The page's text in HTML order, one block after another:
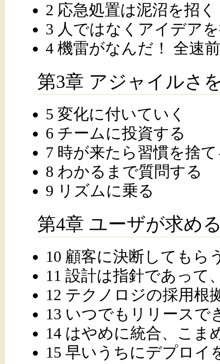
2 応急処置は泥沼を招く
3 人ではなくアイデア
4 機雷がなんだ！ 全速
第3章 アジャイルさ
5 変化に付いていく
6 チームに投資する
7 時が来たら習慣を捨
8 わかるまで質問する
9 リズムに乗る
第4章 ユーザが求め
10 顧客に決断してもら
11 設計は指針であって
12 テクノロジの採用根
13 いつでもリリースで
14 はやめに統合、こま
15 早いうちにデプロイ